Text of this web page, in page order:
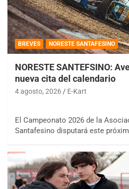
BREVES NORESTE SANTAFESINO
NORESTE SANTEFSINO:
nueva cita del calendario
4 agosto, 2026 E-Kart
El Campeonato 2026 de la
Santafesino disputará este